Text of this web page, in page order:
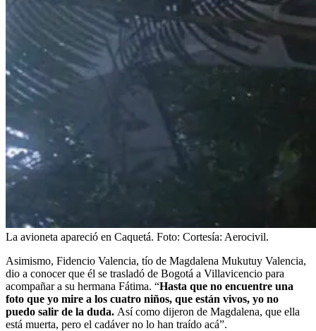
La avioneta apareció en Caquetá. Foto: Cortesía: Aerocivil.
Asimismo, Fidencio Valencia, tío de Magdalena Mukutuy Valencia,
dio a conocer que él se trasladó de Bogotá a Villavicencio para
acompañar a su hermana Fátima. “Hasta que no encuentre una
foto que yo mire a los cuatro niños, que están vivos, yo no
puedo salir de la duda. Así como dijeron de Magdalena, que ella
está muerta, pero el cadáver no lo han traído acá”.